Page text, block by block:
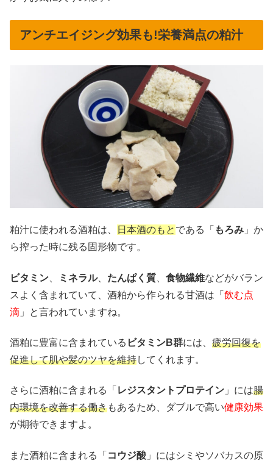
アンチエイジング効果も!栄養満点の粕汁
粕汁に使われる酒粕は、 日本酒のもと である「 もろみ 」か
ら搾った時に残る固形物です。
ビタミン ミネラル、 たんぱく質 食物繊維などがバラン
スよく含まれていて、酒粕から作られる甘酒は「 飲む点
滴 」と言われていますね。
酒粕に豊富に含まれている ビタミンB群には、 疲労回復を
促進して肌や髪のツヤを維持してくれます。
さらに酒粕に含まれる「 レジスタントプロテイン 」には腸
内環境を改善する働きもあるため、ダブルで高い健康効果
が期待できますよ。
また酒粕に含まれる「 コウジ酸 」にはシミやソバカスの原